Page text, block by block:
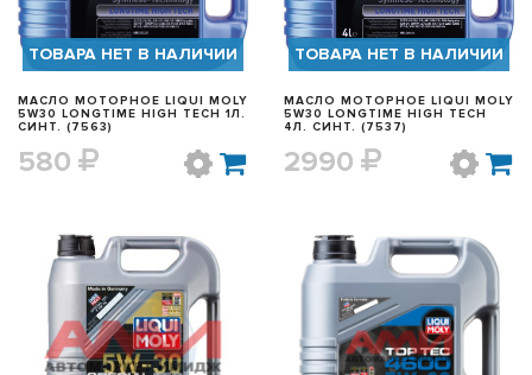
ТОВАРА НЕТ В НАЛИЧИИ
МАСЛО МОТОРНОЕ LIQUI MOLY
5W30 LONGTIME HIGH TECH 1Л.
СИНТ. (7563)
580
ТОВАРА НЕТ В НАЛИЧИИ
МАСЛО МОТОРНОЕ LIQUI MOLY
5W30 LONGTIME HIGH TECH
4Л. СИНТ. (7537)
2990
БЫСТРЫЙ ПРОСМОТР БЫСТРЫЙ ПРОСМОТР